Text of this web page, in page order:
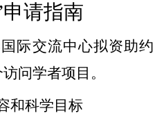
请指南
际交流中心拟资助约
问学者项目。
和科学目标